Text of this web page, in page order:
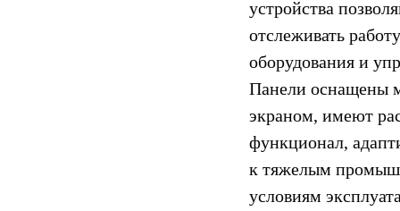
устройства
отслеживать работу
оборудования и
Панели оснащены
экраном, имеют
функционал,
к тяжелым
условиям